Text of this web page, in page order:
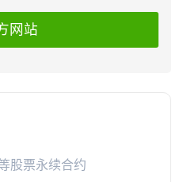
网站
股票永续合约